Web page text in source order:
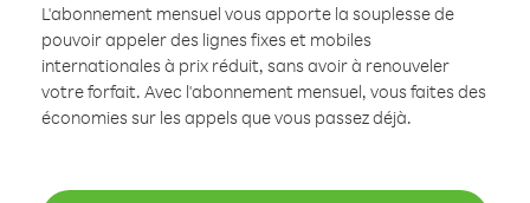
L'abonnement mensuel vous apporte la souplesse de
pouvoir appeler des lignes fixes et mobiles
internationales à prix réduit, sans avoir à renouveler
votre forfait. Avec l'abonnement mensuel, vous faites des
économies sur les appels que vous passez déjà.